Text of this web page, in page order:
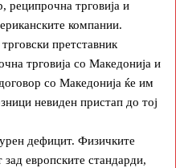
реципрочна трговија и
компании.
претставник
трговија со Македонија и
со Македонија ќе им
невиден пристап до тој
дефицит. Физичките
европските стандарди,